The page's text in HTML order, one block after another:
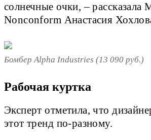
солнечные очки, – рассказала
Nonconform Анастасия
Бомбер Alpha Industries (13 090 руб.)
Рабочая куртка
Эксперт отметила, что
этот тренд по-разному.